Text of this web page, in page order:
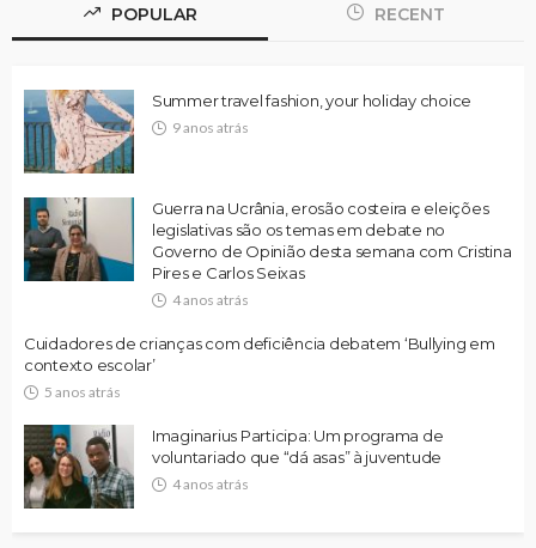
POPULAR RECENT
Summer travel fashion, your holiday choice
9 anos atrás
Guerra na Ucrânia, erosão costeira e eleições
legislativas são os temas em debate no
Governo de Opinião desta semana com Cristina
Pires e Carlos Seixas
4 anos atrás
Cuidadores de crianças com deficiência debatem ‘Bullying em
contexto escolar’
5 anos atrás
Imaginarius Participa: Um programa de
voluntariado que “dá asas” à juventude
4 anos atrás